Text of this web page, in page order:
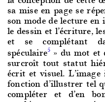
sa mise en page se
son mode de lecture
le dessin et l’écriture,
et se complétant
spéculaire5 » du mot et
surcroît tout statut
écrit et visuel.
fonction d’illustrer tel
compléter et d’en